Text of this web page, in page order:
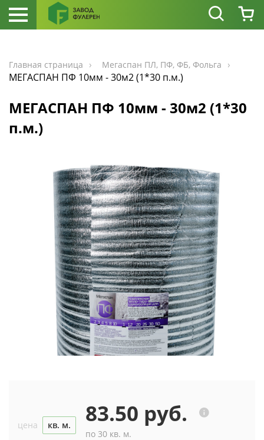
Главная страница Мегаспан ПЛ, ПФ, ФБ, Фольга
МЕГАСПАН ПФ 10мм - 30м2 (1*30 п.м.)
МЕГАСПАН ПФ 10мм - 30м2 (1*30
п.м.)
цена кв. м. 83.50 руб.
по 30 кв. м.